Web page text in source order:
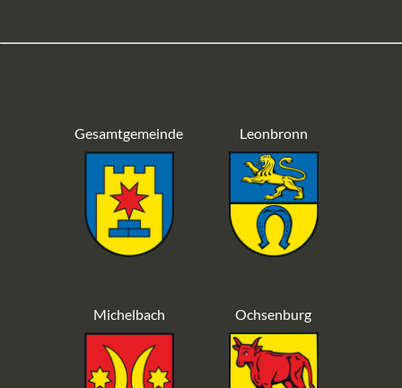
Gesamtgemeinde Leonbronn
Michelbach Ochsenburg